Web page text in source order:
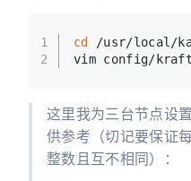
1
2
cd
/usr/local/
vim config/
这里我为三台节点设
供参考（切记要保证
整数且互不相同）：